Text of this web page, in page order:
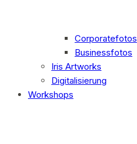
Corporatefotos
Businessfotos
Iris Artworks
Digitalisierung
Workshops